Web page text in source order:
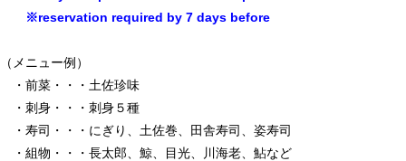
※reservation required by 7 days before
（メニュー例）
・前菜・・・土佐珍味
・刺身・・・刺身５種
・寿司・・・にぎり、土佐巻、田舎寿司、姿寿司
・組物・・・長太郎、鯨、目光、川海老、鮎など